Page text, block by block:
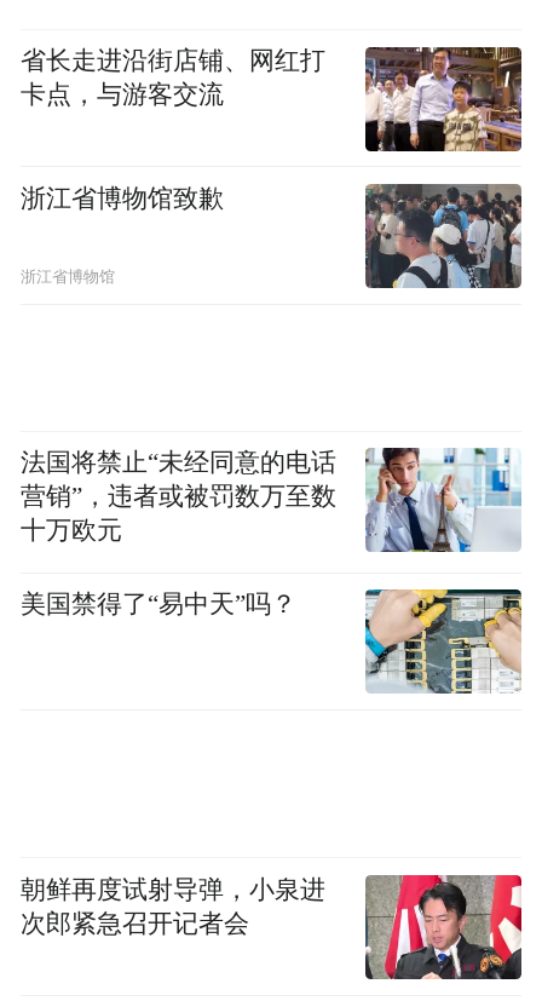
省长走进沿街店铺、网红打
卡点，与游客交流
浙江省博物馆致歉
浙江省博物馆
法国将禁止“未经同意的电话
营销”，违者或被罚数万至数
十万欧元
美国禁得了“易中天”吗？
朝鲜再度试射导弹，小泉进
次郎紧急召开记者会